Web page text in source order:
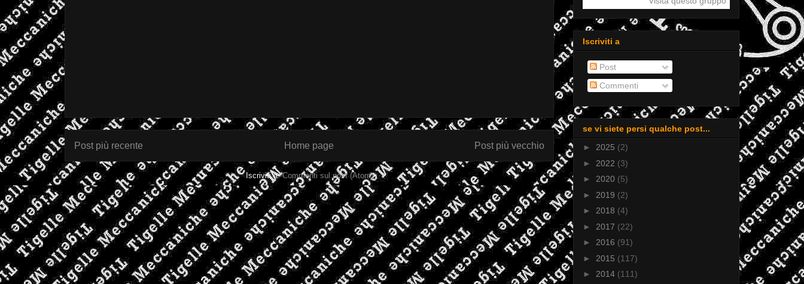
Post più recente Post più vecchio
Home page
Iscriviti a:Commenti sul post (Atom)
Iscriviti a
Post
Commenti
se vi siete persi qualche post...
► 2025 (2)
► 2022 (3)
► 2020 (5)
► 2019 (2)
► 2018 (4)
► 2017 (22)
► 2016 (91)
► 2015 (117)
► 2014 (111)